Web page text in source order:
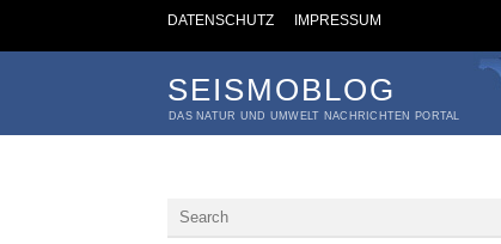
DATENSCHUTZ IMPRESSUM
SEISMOBLOG
DAS NATUR UND UMWELT NACHRICHTEN PORTAL